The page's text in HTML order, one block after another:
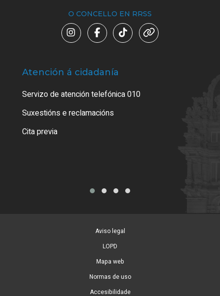
O CONCELLO EN RRSS
Atención á cidadanía
Servizo de atención telefónica 010
Suxestións e reclamacións
Cita previa
Aviso legal
LOPD
Mapa web
Normas de uso
Accesibilidade